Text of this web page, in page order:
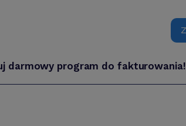
darmowy program do fakturowania!